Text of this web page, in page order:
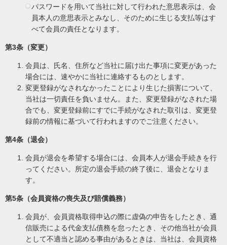
パスワードを用いて当社に対して行われた意思表示は、会
員本人の意思表示とみなし、そのために生じる支払等はす
べて会員の責任となります。
第3条（変更）
会員は、氏名、住所など当社に届け出た事項に変更があった
場合には、速やかに当社に連絡するものとします。
変更登録がなされなかったことにより生じた損害について、
当社は一切責任を負いません。また、変更登録がなされた場
合でも、変更登録前にすでに手続がなされた取引は、変更登
録前の情報に基づいて行われますのでご注意ください。
第4条（退会）
会員が退会を希望する場合には、会員本人が退会手続きを行
ってください。所定の退会手続の終了後に、退会となりま
す。
第5条（会員資格の喪失及び賠償義務）
会員が、会員資格取得申込の際に虚偽の申告をしたとき、通
信販売による代金支払債務を怠ったとき、その他当社が会員
として不適当と認める事由があるときは、当社は、会員資格